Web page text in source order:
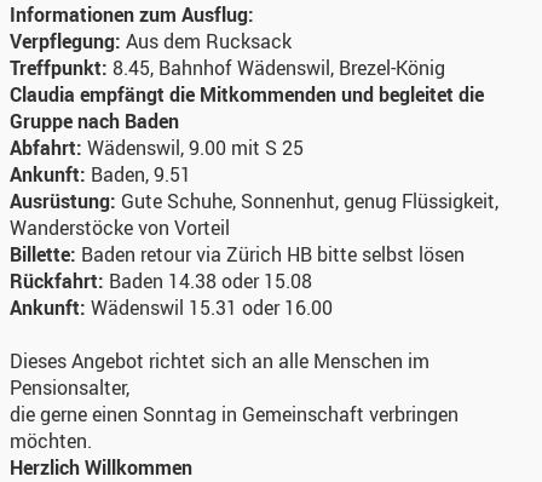
Informationen zum Ausflug:
Verpflegung: Aus dem Rucksack
Treffpunkt: 8.45, Bahnhof Wädenswil, Brezel-König
Claudia empfängt die Mitkommenden und begleitet die
Gruppe nach Baden
Abfahrt: Wädenswil, 9.00 mit S 25
Ankunft: Baden, 9.51
Ausrüstung: Gute Schuhe, Sonnenhut, genug Flüssigkeit,
Wanderstöcke von Vorteil
Billette: Baden retour via Zürich HB bitte selbst lösen
Rückfahrt: Baden 14.38 oder 15.08
Ankunft: Wädenswil 15.31 oder 16.00
Dieses Angebot richtet sich an alle Menschen im
Pensionsalter,
die gerne einen Sonntag in Gemeinschaft verbringen
möchten.
Herzlich Willkommen